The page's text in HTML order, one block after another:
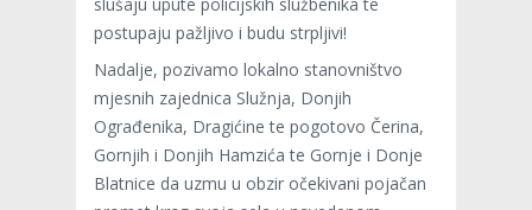
postupaju pažljivo i budu strpljivi!
Nadalje, pozivamo lokalno stanovništvo
mjesnih zajednica Služnja, Donjih
Ograđenika, Dragićine te pogotovo Čerina,
Gornjih i Donjih Hamzića te Gornje i Donje
Blatnice da uzmu u obzir očekivani pojačan